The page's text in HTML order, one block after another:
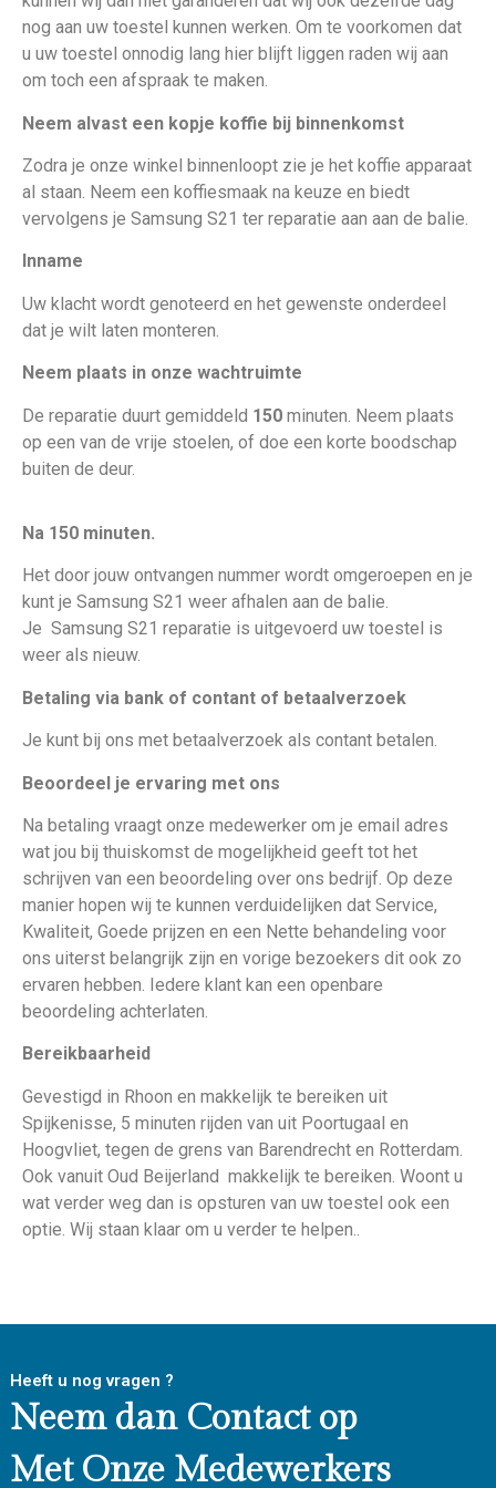
nog aan uw toestel kunnen werken. Om te voorkomen dat
u uw toestel onnodig lang hier blijft liggen raden wij aan
om toch een afspraak te maken.
Neem alvast een kopje koffie bij binnenkomst
Zodra je onze winkel binnenloopt zie je het koffie apparaat
al staan. Neem een koffiesmaak na keuze en biedt
vervolgens je Samsung S21 ter reparatie aan aan de balie.
Inname
Uw klacht wordt genoteerd en het gewenste onderdeel
dat je wilt laten monteren.
Neem plaats in onze wachtruimte
De reparatie duurt gemiddeld 150 minuten. Neem plaats
op een van de vrije stoelen, of doe een korte boodschap
buiten de deur.
Na 150 minuten.
Het door jouw ontvangen nummer wordt omgeroepen en je
kunt je Samsung S21 weer afhalen aan de balie.
Je Samsung S21 reparatie is uitgevoerd uw toestel is
weer als nieuw.
Betaling via bank of contant of betaalverzoek
Je kunt bij ons met betaalverzoek als contant betalen.
Beoordeel je ervaring met ons
Na betaling vraagt onze medewerker om je email adres
wat jou bij thuiskomst de mogelijkheid geeft tot het
schrijven van een beoordeling over ons bedrijf. Op deze
manier hopen wij te kunnen verduidelijken dat Service,
Kwaliteit, Goede prijzen en een Nette behandeling voor
ons uiterst belangrijk zijn en vorige bezoekers dit ook zo
ervaren hebben. Iedere klant kan een openbare
beoordeling achterlaten.
Bereikbaarheid
Gevestigd in Rhoon en makkelijk te bereiken uit
Spijkenisse, 5 minuten rijden van uit Poortugaal en
Hoogvliet, tegen de grens van Barendrecht en Rotterdam.
Ook vanuit Oud Beijerland makkelijk te bereiken. Woont u
wat verder weg dan is opsturen van uw toestel ook een
optie. Wij staan klaar om u verder te helpen..
Heeft u nog vragen ?
Neem dan Contact op
Met Onze Medewerkers